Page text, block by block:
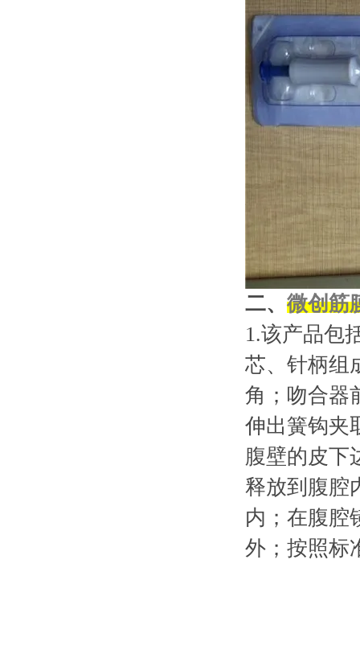
二、 微创筋
1.该产品包
芯、针柄组
角；吻合器
伸出簧钩夹
腹壁的皮下
释放到腹腔
内；在腹腔
外；按照标